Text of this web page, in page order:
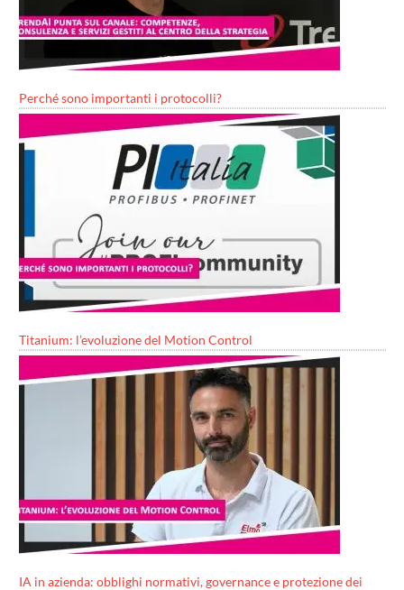
Perché sono importanti i protocolli?
Titanium: l’evoluzione del Motion Control
IA in azienda: obblighi normativi, governance e protezione dei